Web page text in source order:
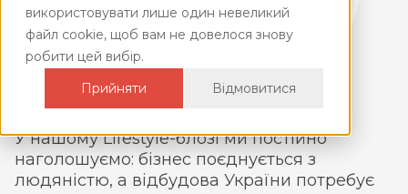
використовувати лише один невеликий
файл cookie, щоб вам не довелося знову
робити цей вибір.
Прийняти
Відмовитися
У нашому Lifestyle-блозі ми постійно
наголошуємо: бізнес поєднується з
людяністю, а відбудова України потребує